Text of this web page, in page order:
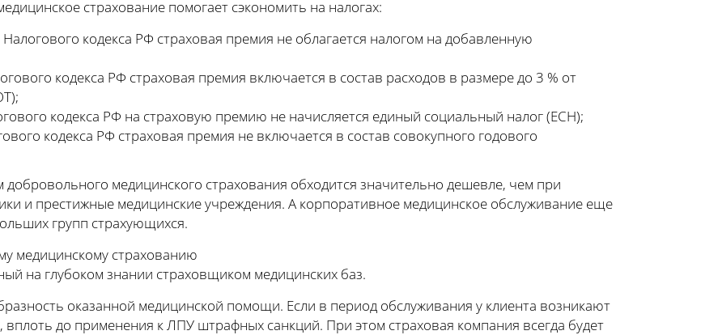
страхование помогает сэкономить на налогах:
кодекса РФ страховая премия не облагается налогом на добавленную
кодекса РФ страховая премия включается в состав расходов в размере до 3 % от
кодекса РФ на страховую премию не начисляется единый социальный налог (ЕСН);
кодекса РФ страховая премия не включается в состав совокупного годового
медицинского страхования обходится значительно дешевле, чем при
и престижные медицинские учреждения. А корпоративное медицинское обслуживание еще
групп страхующихся.
медицинскому страхованию
на глубоком знании страховщиком медицинских баз.
оказанной медицинской помощи. Если в период обслуживания у клиента возникают
вплоть до применения к ЛПУ штрафных санкций. При этом страховая компания всегда будет